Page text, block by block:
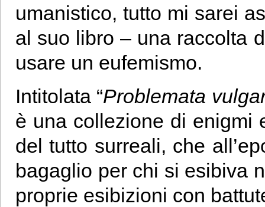
umanistico, tutto mi sarei
al suo libro – una raccolta
usare un eufemismo.
Intitolata “Problemata
è una collezione di enigmi
del tutto surreali, che
bagaglio per chi si esibiva
proprie esibizioni con